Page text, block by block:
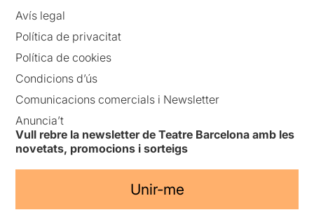
Avís legal
Política de privacitat
Política de cookies
Condicions d’ús
Comunicacions comercials i Newsletter
Anuncia’t
Vull rebre la newsletter de Teatre Barcelona amb les
novetats, promocions i sorteigs
Unir-me